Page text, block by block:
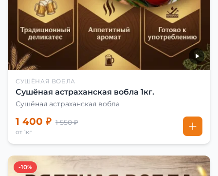
СУШЁНАЯ ВОБЛА
Сушёная астраханская вобла 1кг.
Сушёная астраханская вобла
1 400 ₽ 1 550 ₽
от 1кг
-10%